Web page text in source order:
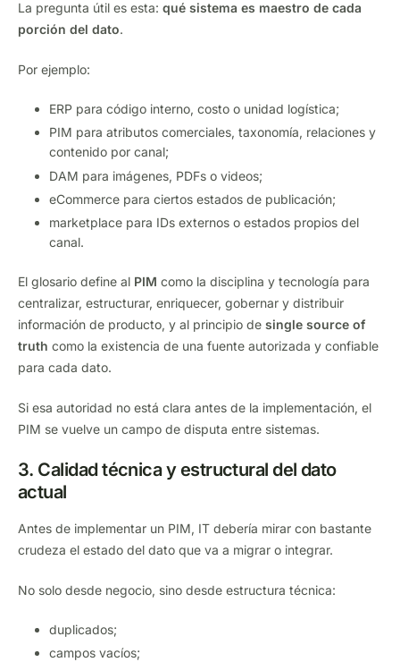
La pregunta útil es esta: qué sistema es maestro de cada
porción del dato.
Por ejemplo:
ERP para código interno, costo o unidad logística;
PIM para atributos comerciales, taxonomía, relaciones y
contenido por canal;
DAM para imágenes, PDFs o videos;
eCommerce para ciertos estados de publicación;
marketplace para IDs externos o estados propios del
canal.
El glosario define al PIM como la disciplina y tecnología para
centralizar, estructurar, enriquecer, gobernar y distribuir
información de producto, y al principio de single source of
truth como la existencia de una fuente autorizada y confiable
para cada dato.
Si esa autoridad no está clara antes de la implementación, el
PIM se vuelve un campo de disputa entre sistemas.
3. Calidad técnica y estructural del dato
actual
Antes de implementar un PIM, IT debería mirar con bastante
crudeza el estado del dato que va a migrar o integrar.
No solo desde negocio, sino desde estructura técnica:
duplicados;
campos vacíos;